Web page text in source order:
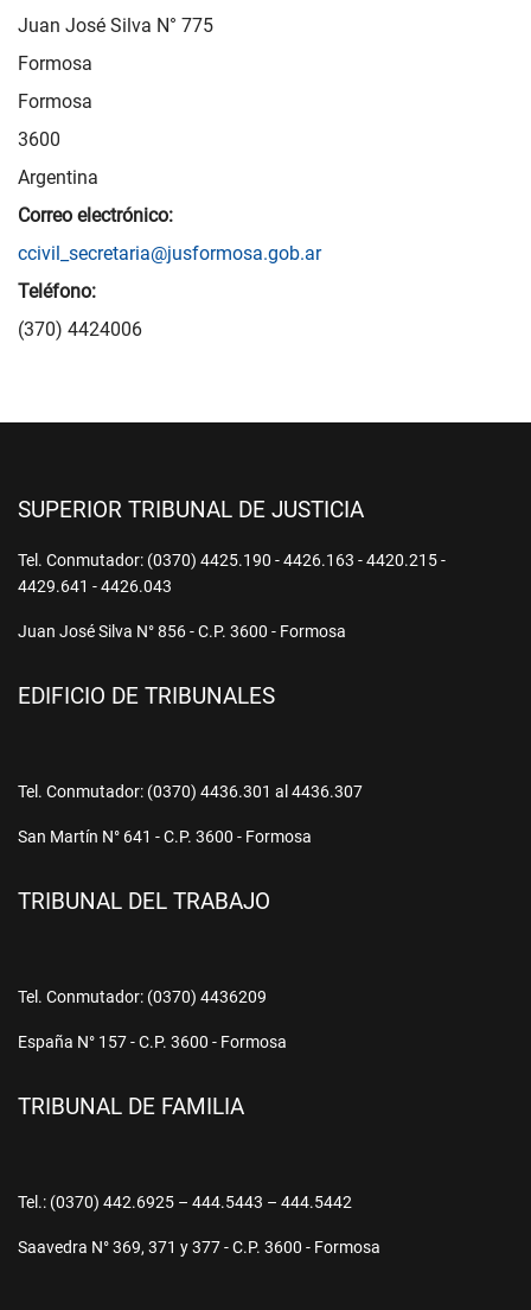
Juan José Silva N° 775
Formosa
Formosa
3600
Argentina
Correo electrónico:
ccivil_secretaria@jusformosa.gob.ar
Teléfono:
(370) 4424006
SUPERIOR TRIBUNAL DE JUSTICIA
Tel. Conmutador: (0370) 4425.190 - 4426.163 - 4420.215 -
4429.641 - 4426.043
Juan José Silva N° 856 - C.P. 3600 - Formosa
EDIFICIO DE TRIBUNALES
Tel. Conmutador: (0370) 4436.301 al 4436.307
San Martín N° 641 - C.P. 3600 - Formosa
TRIBUNAL DEL TRABAJO
Tel. Conmutador: (0370) 4436209
España N° 157 - C.P. 3600 - Formosa
TRIBUNAL DE FAMILIA
Tel.: (0370) 442.6925 – 444.5443 – 444.5442
Saavedra N° 369, 371 y 377 - C.P. 3600 - Formosa